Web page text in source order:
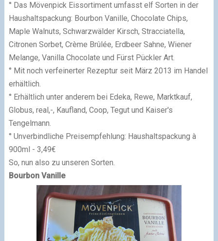
° Das Mövenpick Eissortiment umfasst elf Sorten in der
Haushaltspackung: Bourbon Vanille, Chocolate Chips,
Maple Walnuts, Schwarzwälder Kirsch, Stracciatella,
Citronen Sorbet, Crème Brûlée, Erdbeer Sahne, Wiener
Melange, Vanilla Chocolate und Fürst Pückler Art.
° Mit noch verfeinerter Rezeptur seit März 2013 im Handel
erhältlich.
° Erhältlich unter anderem bei Edeka, Rewe, Marktkauf,
Globus, real,-, Kaufland, Coop, Tegut und Kaiser's
Tengelmann.
° Unverbindliche Preisempfehlung: Haushaltspackung à
900ml - 3,49€
So, nun also zu unseren Sorten.
Bourbon Vanille